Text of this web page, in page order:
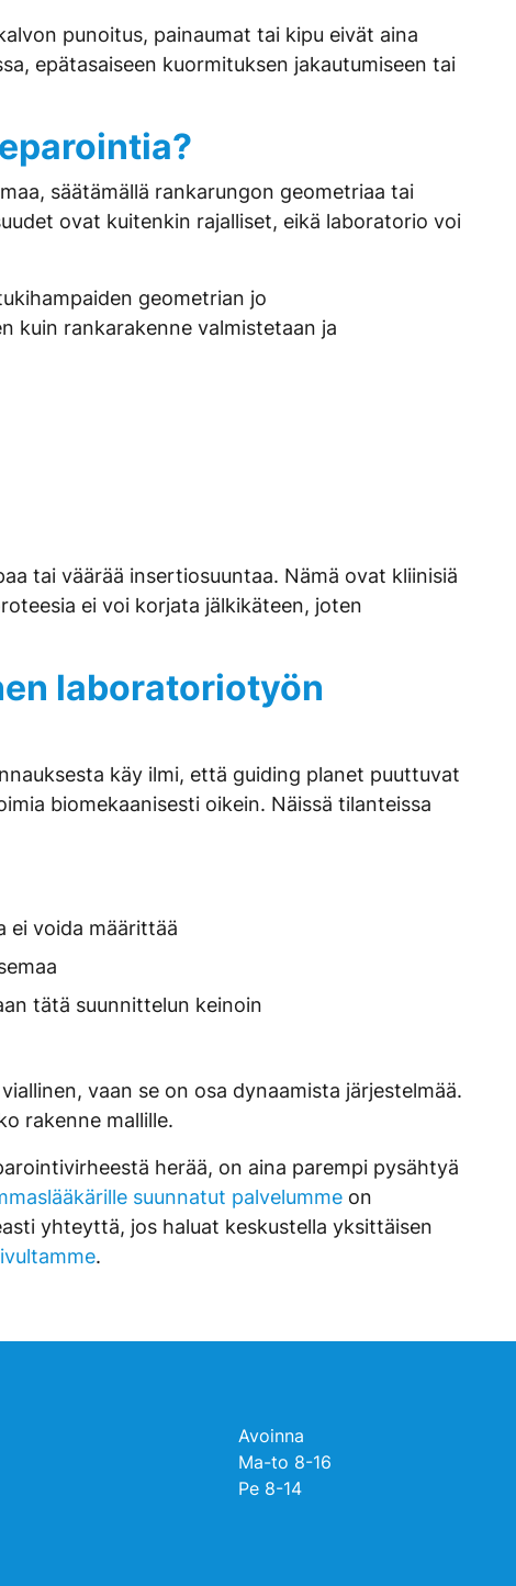
punoitus, painaumat tai kipu eivät aina
epätasaiseen kuormituksen jakautumiseen tai
säätämällä rankarungon geometriaa tai
ovat kuitenkin rajalliset, eikä laboratorio voi
geometrian jo
kuin rankarakenne valmistetaan ja
tai väärää insertiosuuntaa. Nämä ovat kliinisiä
ei voi korjata jälkikäteen, joten
laboratoriotyön
käy ilmi, että guiding planet puuttuvat
biomekaanisesti oikein. Näissä tilanteissa
ei voida määrittää
tätä suunnittelun keinoin
vaan se on osa dynaamista järjestelmää.
rakenne mallille.
herää, on aina parempi pysähtyä
suunnatut palvelumme on
yhteyttä, jos haluat keskustella yksittäisen
.
Avoinna
Ma-to 8-16
Pe 8-14